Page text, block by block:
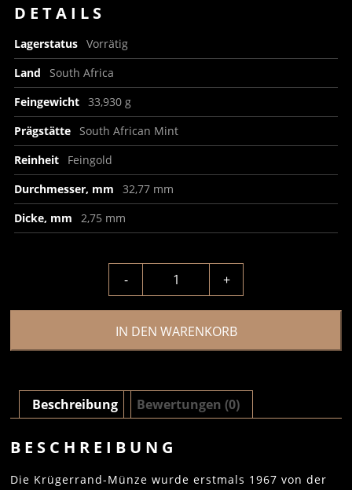
DETAILS
Lagerstatus Vorrätig
Land
South Africa
Feingewicht 33,930 g
Prägstätte South African Mint
Reinheit
Feingold
Durchmesser, mm
32,77 mm
Dicke, mm
2,75 mm
- +
IN DEN WARENKORB
Beschreibung Bewertungen (0)
BESCHREIBUNG
Die Krügerrand-Münze wurde erstmals 1967 von der